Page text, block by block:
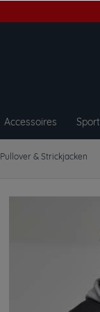
Accessoires Sport
Pullover & Strickjacken